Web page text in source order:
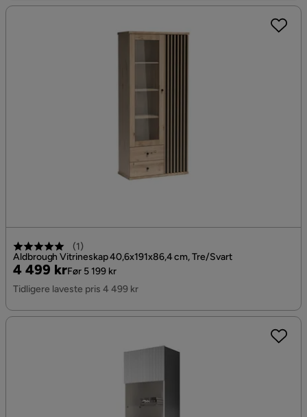
(1)
Aldbrough Vitrineskap 40,6x191x86,4 cm, Tre/Svart
Pris
4 499 kr
Original
Pris
Før 5 199 kr
Tidligere laveste pris 4 499 kr